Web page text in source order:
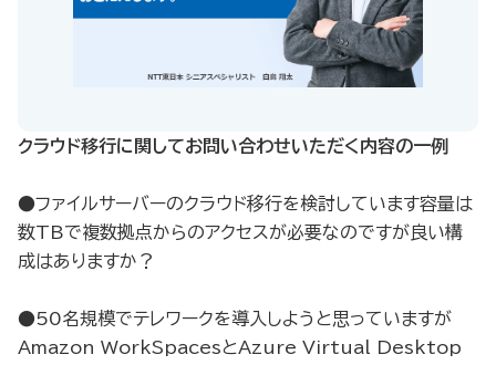
クラウド移行に関してお問い合わせいただく内容の一例​
●ファイルサーバーのクラウド移行を検討しています容量は
数TBで複数拠点からのアクセスが必要なのですが良い構
成はありますか？
●50名規模でテレワークを導入しようと思っていますが
Amazon WorkSpacesとAzure Virtual Desktop